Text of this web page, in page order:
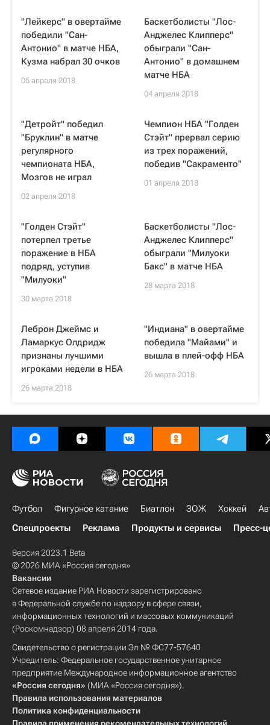
"Лейкерс" в овертайме
победили "Сан-
Антонио" в матче НБА,
Кузма набрал 30 очков
05 апреля 2018
Баскетболисты "Лос-
Анджелес Клипперс"
обыграли "Сан-
Антонио" в домашнем
матче НБА
04 апреля 2018
"Детройт" победил
"Бруклин" в матче
регулярного
чемпионата НБА,
Мозгов не играл
02 апреля 2018
Чемпион НБА "Голден
Стэйт" прервал серию
из трех поражений,
победив "Сакраменто"
01 апреля 2018
"Голден Стэйт"
потерпел третье
поражение в НБА
подряд, уступив
"Милуоки"
30 марта 2018
Баскетболисты "Лос-
Анджелес Клипперс"
обыграли "Милуоки
Бакс" в матче НБА
28 марта 2018
Леброн Джеймс и
Ламаркус Олдридж
признаны лучшими
игроками недели в НБА
26 марта 2018
"Индиана" в овертайме
победила "Майами" и
вышла в плей-офф НБА
26 марта 2018
Футбол Фигурное катание Биатлон ЗОЖ Хоккей
Спецпроекты
Реклама Продукты и сервисы Пресс-
Версия 2023.1 Beta
© 2026 МИА «Россия сегодня»
Вакансии
Сетевое издание РИА Новости зарегистрировано
в Федеральной службе по надзору в сфере связи,
информационных технологий и массовых коммуникаций
(Роскомнадзор) 08 апреля 2014 года.
Свидетельство о регистрации Эл № ФС77-57640
Учредитель: Федеральное государственное унитарное
предприятие Международное информационное агентство
«Россия сегодня» (МИА «Россия сегодня»).
Правила использования материалов
Политика конфиденциальности